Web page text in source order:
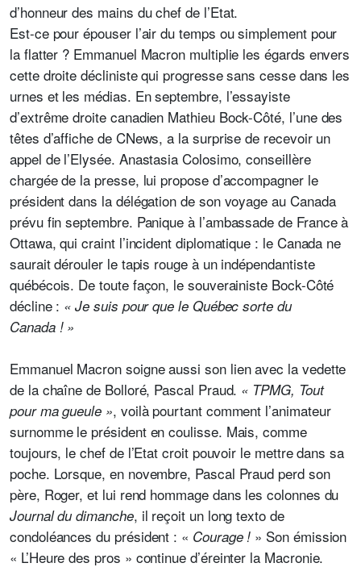
d’honneur des mains du chef de l’Etat.
Est-ce pour épouser l’air du temps ou simplement pour
la flatter ? Emmanuel Macron multiplie les égards envers
cette droite décliniste qui progresse sans cesse dans les
urnes et les médias. En septembre, l’essayiste
d’extrême droite canadien Mathieu Bock-Côté, l’une des
têtes d’affiche de CNews, a la surprise de recevoir un
appel de l’Elysée. Anastasia Colosimo, conseillère
chargée de la presse, lui propose d’accompagner le
président dans la délégation de son voyage au Canada
prévu fin septembre. Panique à l’ambassade de France à
Ottawa, qui craint l’incident diplomatique : le Canada ne
saurait dérouler le tapis rouge à un indépendantiste
québécois. De toute façon, le souverainiste Bock-Côté
décline : « Je suis pour que le Québec sorte du
Canada ! »
Emmanuel Macron soigne aussi son lien avec la vedette
de la chaîne de Bolloré, Pascal Praud. « TPMG, Tout
pour ma gueule », voilà pourtant comment l’animateur
surnomme le président en coulisse. Mais, comme
toujours, le chef de l’Etat croit pouvoir le mettre dans sa
poche. Lorsque, en novembre, Pascal Praud perd son
père, Roger, et lui rend hommage dans les colonnes du
Journal du dimanche, il reçoit un long texto de
condoléances du président : « Courage ! » Son émission
« L’Heure des pros » continue d’éreinter la Macronie.